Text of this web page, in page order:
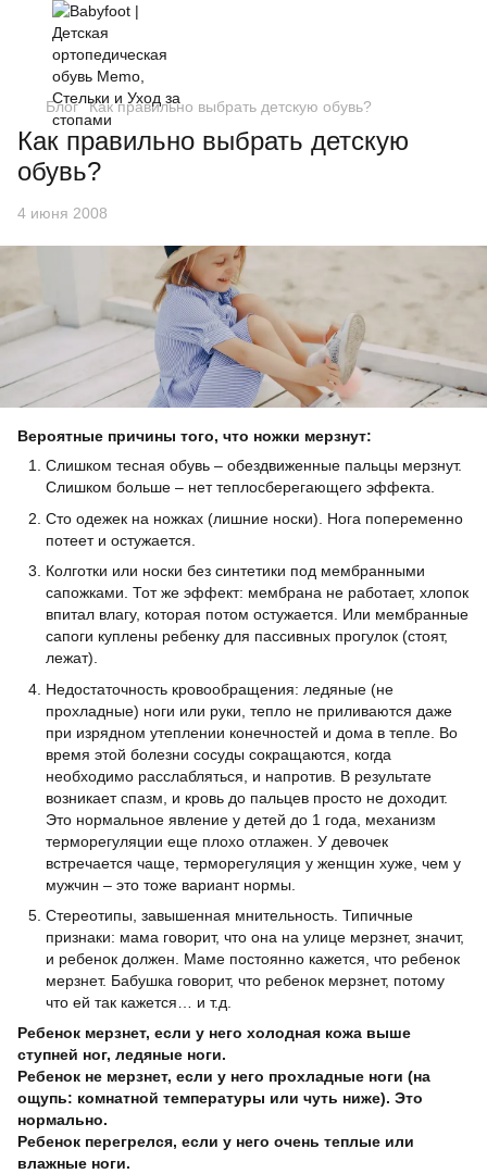
Блог Как правильно выбрать детскую обувь?
Как правильно выбрать детскую
обувь?
4 июня 2008
Вероятные причины того, что ножки мерзнут:
Слишком тесная обувь – обездвиженные пальцы мерзнут.
Слишком больше – нет теплосберегающего эффекта.
Сто одежек на ножках (лишние носки). Нога попеременно
потеет и остужается.
Колготки или носки без синтетики под мембранными
сапожками. Тот же эффект: мембрана не работает, хлопок
впитал влагу, которая потом остужается. Или мембранные
сапоги куплены ребенку для пассивных прогулок (стоят,
лежат).
Недостаточность кровообращения: ледяные (не
прохладные) ноги или руки, тепло не приливаются даже
при изрядном утеплении конечностей и дома в тепле. Во
время этой болезни сосуды сокращаются, когда
необходимо расслабляться, и напротив. В результате
возникает спазм, и кровь до пальцев просто не доходит.
Это нормальное явление у детей до 1 года, механизм
терморегуляции еще плохо отлажен. У девочек
встречается чаще, терморегуляция у женщин хуже, чем у
мужчин – это тоже вариант нормы.
Стереотипы, завышенная мнительность. Типичные
признаки: мама говорит, что она на улице мерзнет, значит,
и ребенок должен. Маме постоянно кажется, что ребенок
мерзнет. Бабушка говорит, что ребенок мерзнет, потому
что ей так кажется… и т.д.
Ребенок мерзнет, если у него холодная кожа выше
ступней ног, ледяные ноги.
Ребенок не мерзнет, если у него прохладные ноги (на
ощупь: комнатной температуры или чуть ниже). Это
нормально.
Ребенок перегрелся, если у него очень теплые или
влажные ноги.